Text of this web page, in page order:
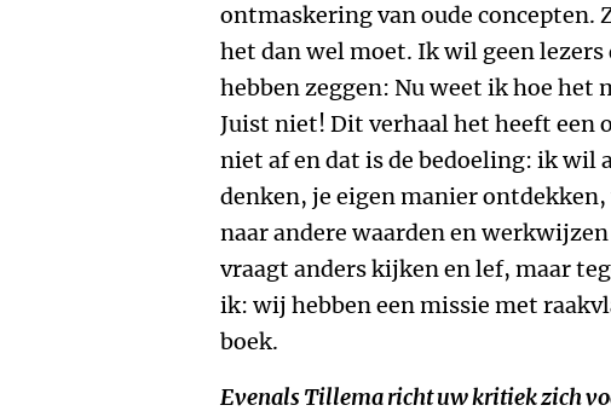
ontmaskering van oude concepten.
het dan wel moet. Ik wil geen lezers
hebben zeggen: Nu weet ik hoe het
Juist niet! Dit verhaal het heeft een
niet af en dat is de bedoeling: ik wil
denken, je eigen manier
naar andere waarden en
vraagt anders kijken en lef, maar
ik: wij hebben een missie met
boek.
Evenals Tillema richt uw kritiek zich